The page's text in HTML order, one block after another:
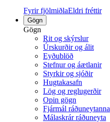
Fyrir fjölmiðlaEldri fréttir
Gögn
Gögn
Rit og skýrslur
Úrskurðir og álit
Eyðublöð
Stefnur og áætlanir
Styrkir og sjóðir
Hugtakasafn
Lög og reglugerðir
Opin gögn
Fjármál ráðuneytanna
Málaskrár ráðuneyta